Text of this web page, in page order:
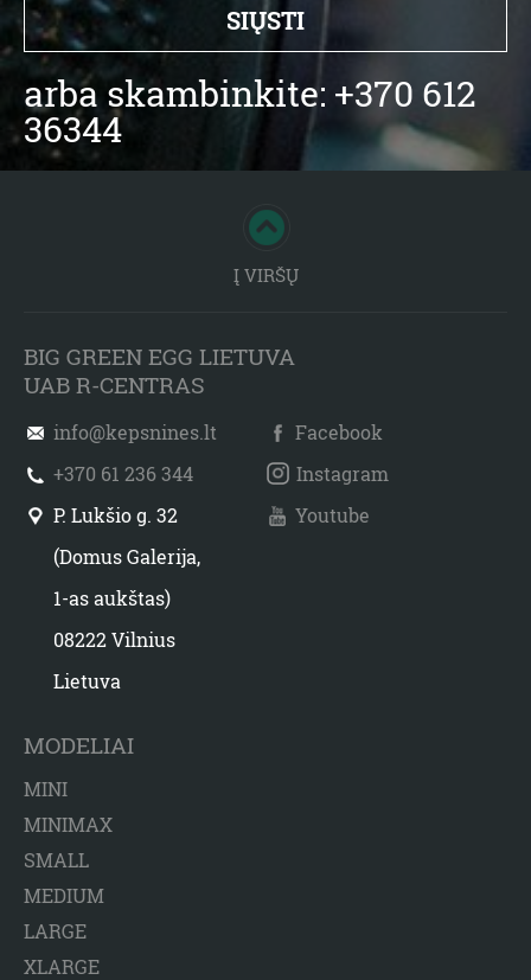
arba skambinkite: +370 612
36344
Į VIRŠŲ
BIG GREEN EGG LIETUVA
UAB R-CENTRAS
info@kepsnines.lt
+370 61 236 344
P. Lukšio g. 32
(Domus Galerija,
1-as aukštas)
08222 Vilnius
Lietuva
Facebook
Instagram
Youtube
MODELIAI
MINI
MINIMAX
SMALL
MEDIUM
LARGE
XLARGE